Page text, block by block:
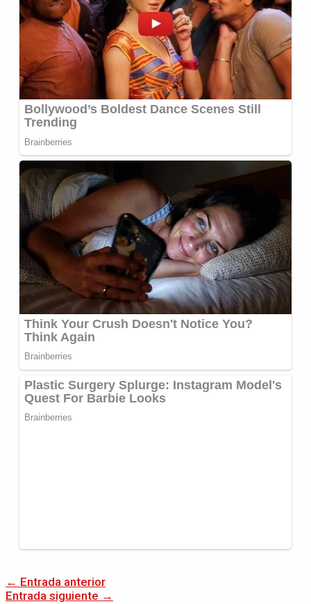
← Entrada anterior
Entrada siguiente →